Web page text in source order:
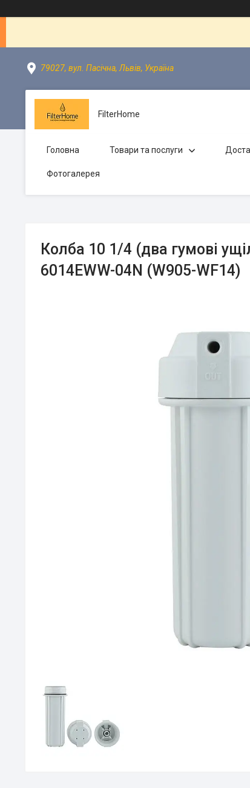
79027, вул. Пасічна, Львів, Україна
FilterHome
Головна Товари та послуги
Фотогалерея
Колба 10 1/4 (два гумові
6014EWW-04N (W905-WF14)